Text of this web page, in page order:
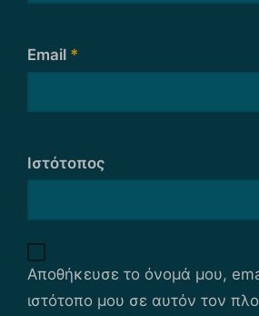
Email *
Ιστότοπος
Αποθήκευσε το όνομά μου,
ιστότοπο μου σε αυτόν τον